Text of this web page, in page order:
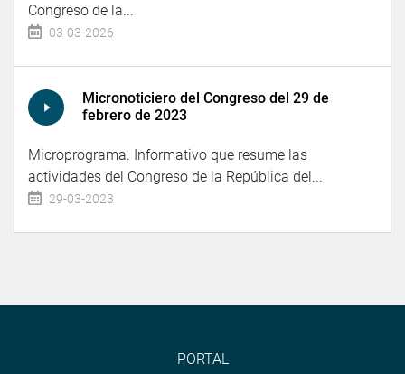
Congreso de la...
03-03-2026
Micronoticiero del Congreso del 29 de
febrero de 2023
Microprograma. Informativo que resume las
actividades del Congreso de la República del...
29-03-2023
PORTAL